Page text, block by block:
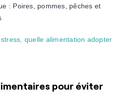
: Poires, pommes, pêches et
quelle alimentation adopter
pour éviter